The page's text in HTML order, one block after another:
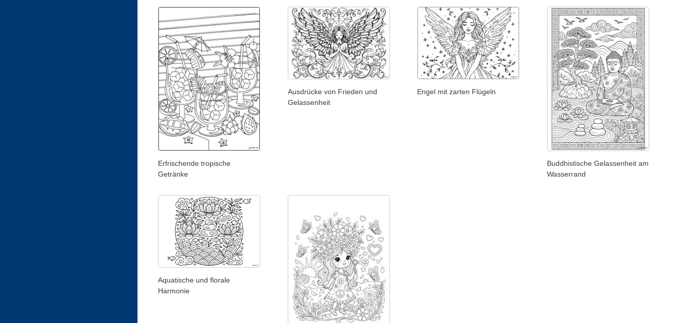
Erfrischende tropische
Getränke
Ausdrücke von Frieden und
Gelassenheit
Engel mit zarten Flügeln
Buddhistische Gelassenheit am
Wasserrand
Aquatische und florale
Harmonie